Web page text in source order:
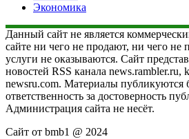
Экономика
Данный сайт не является
сайте ни чего не продают, ни чего не
услуги не оказываются. Сайт
новостей RSS канала news.rambler.ru,
newsru.com. Материалы публикуются
ответственность за достоверность
Администрация сайта не несёт.
Сайт от bmb1 @ 2024